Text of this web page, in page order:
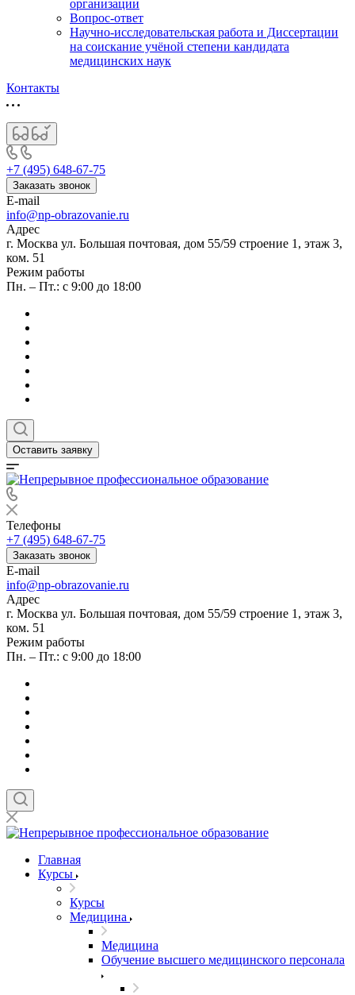
организации
Вопрос-ответ
Научно-исследовательская работа и Диссертации
на соискание учёной степени кандидата
медицинских наук
Контакты
+7 (495) 648-67-75
Заказать звонок
E-mail
info@np-obrazovanie.ru
Адрес
г. Москва ул. Большая почтовая, дом 55/59 строение 1, этаж 3,
ком. 51
Режим работы
Пн. – Пт.: с 9:00 до 18:00
Оставить заявку
Телефоны
+7 (495) 648-67-75
Заказать звонок
E-mail
info@np-obrazovanie.ru
Адрес
г. Москва ул. Большая почтовая, дом 55/59 строение 1, этаж 3,
ком. 51
Режим работы
Пн. – Пт.: с 9:00 до 18:00
Главная
Курсы
Курсы
Медицина
Медицина
Обучение высшего медицинского персонала